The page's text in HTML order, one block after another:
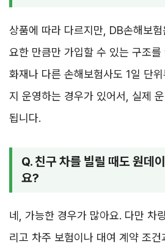
상품에 따라 다르지만, DB손해보
요한 만큼만 가입할 수 있는 구조를
화재나 다른 손해보험사도 1일 단
지 운영하는 경우가 있어서, 실제
됩니다.
Q. 친구 차를 빌릴 때도 원데
요?
네, 가능한 경우가 많아요. 다만 차
리고 차주 보험이나 대여 계약 조